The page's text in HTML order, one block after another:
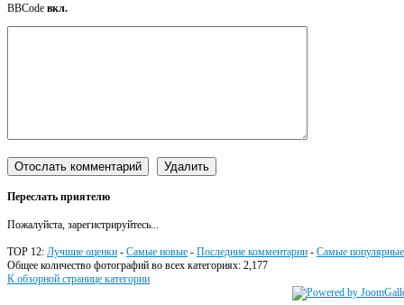
BBCode вкл.
Переслать приятелю
Пожалуйста, зарегистрируйтесь...
TOP 12: Лучшие оценки - Самые новые - Последние комментарии - Самые популярные
Общее количество фотографий во всех категориях: 2,177
К обзорной странице категории